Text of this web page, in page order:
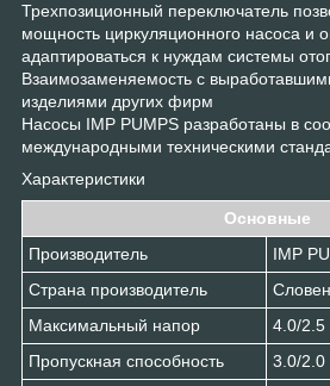
Трехпозиционный переключатель
мощность циркуляционного насоса и
адаптироваться к нуждам системы
Взаимозаменяемость с
изделиями других фирм
Насосы IMP PUMPS разработаны в
международными техническими
Характеристики
Основные
Производитель
IMP
Страна производитель
Максимальный напор
4.0/2.5
Пропускная способность
3.0/2.0